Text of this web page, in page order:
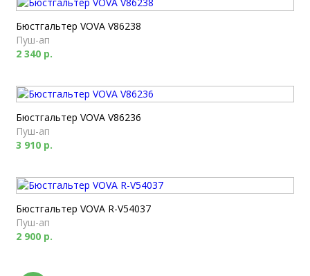
Бюстгальтер VOVA V86238
Пуш-ап
2 340 р.
Бюстгальтер VOVA V86236
Пуш-ап
3 910 р.
Бюстгальтер VOVA R-V54037
Пуш-ап
2 900 р.